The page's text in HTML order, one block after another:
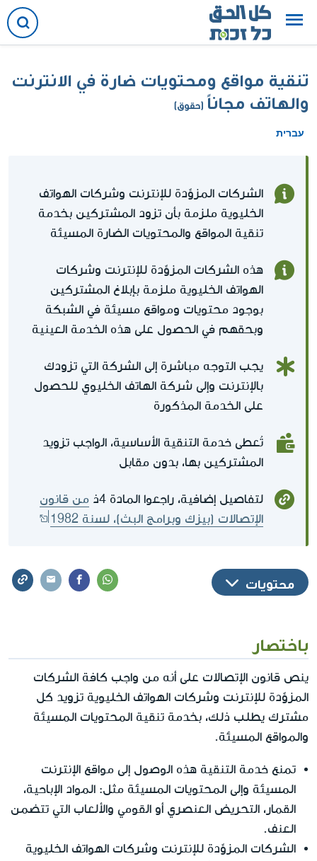
تنقية مواقع ومحتويات ضارة في الانترنت
والهاتف مجاناً (حقوق)
עברית
الشركات المزوِّدة للإنترنت وشركات الهواتف
الخليوية ملزمة بأن تزود المشتركين بخدمة
تنقية المواقع والمحتويات الضارة المسيئة
هذه الشركات المزوِّدة للإنترنت وشركات
الهواتف الخليوية ملزمة بإبلاغ المشتركين
بوجود محتويات ومواقع مسيئة في الشبكة
وبحقهم في الحصول على هذه الخدمة العينية
يجب التوجه مباشرة إلى الشركة التي تزودك
بالإنترنت وإلى شركة الهاتف الخليوي للحصول
على الخدمة المذكورة
تُعطى خدمة التنقية الأساسية، الواجب تزويد
المشتركين بها، بدون مقابل
لتفاصيل إضافية، راجعوا المادة 4ذ
من قانون
الإتصالات (بيزك وبرامج البث)، لسنة 1982
محتويات
باختصار
ينص قانون الإتصالات على أنه من واجب كافة الشركات
المزوِّدة للإنترنت وشركات الهواتف الخليوية تزويد كل
مشترك يطلب ذلك، بخدمة تنقية المحتويات المسيئة
والمواقع المسيئة.
تمنع خدمة التنقية هذه الوصول إلى مواقع الإنترنت
المسيئة وإلى المحتويات المسيئة مثل: المواد الإباحية،
القمار، التحريض العنصري أو القومي والألعاب التي تتضمن
العنف.
الشركات المزوِّدة للإنترنت وشركات الهواتف الخليوية